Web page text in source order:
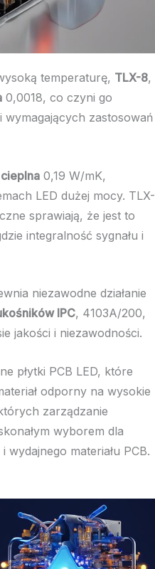
temperaturę, TLX-8,
0,0018, co czyni go
i wymagających zastosowań
0,19 W/mK,
LED dużej mocy. TLX-
sprawiają, że jest to
integralność sygnału i
niezawodne działanie
IPC, 4103A/200,
jakości i niezawodności.
płytki PCB LED, które
odporny na wysokie
zarządzanie
wyborem dla
materiału PCB.